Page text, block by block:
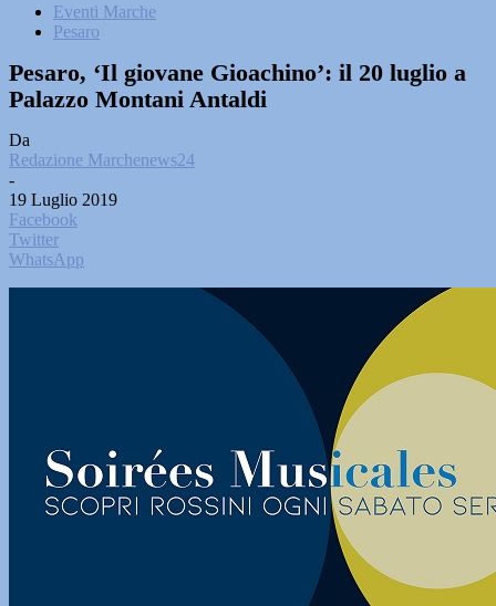
Eventi Marche
Pesaro
Pesaro, ‘Il giovane Gioachino’: il 20 luglio a
Palazzo Montani Antaldi
Da
Redazione Marchenews24
-
19 Luglio 2019
Facebook
Twitter
WhatsApp